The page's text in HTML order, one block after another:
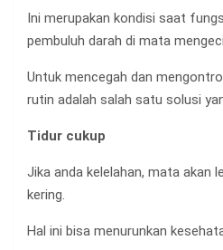
Ini merupakan kondisi saat
pembuluh darah di mata
Untuk mencegah dan
rutin adalah salah satu solusi
Tidur cukup
Jika anda kelelahan, mata akan
kering.
Hal ini bisa menurunkan